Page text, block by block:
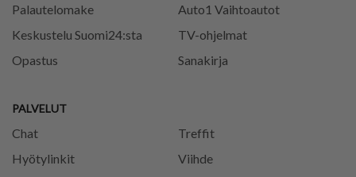
Palautelomake
Keskustelu Suomi24:sta
Opastus
PALVELUT
Chat
Treffit
Hyötylinkit
Viihde
Auto1 Vaihtoautot
TV-ohjelmat
Sanakirja